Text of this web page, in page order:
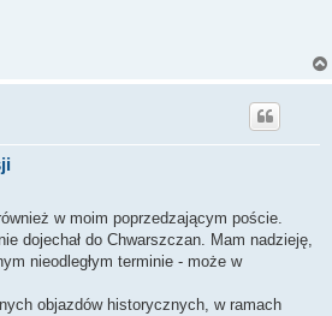
w moim poprzedzającym poście.
dojechał do Chwarszczan. Mam nadzieję,
nieodległym terminie - może w
objazdów historycznych, w ramach